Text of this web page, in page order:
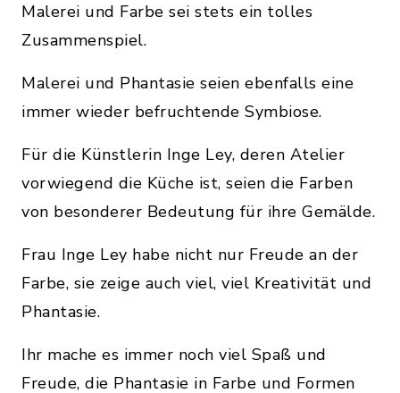
Malerei und Farbe sei stets ein tolles
Zusammenspiel.
Malerei und Phantasie seien ebenfalls eine
immer wieder befruchtende Symbiose.
Für die Künstlerin Inge Ley, deren Atelier
vorwiegend die Küche ist, seien die Farben
von besonderer Bedeutung für ihre Gemälde.
Frau Inge Ley habe nicht nur Freude an der
Farbe, sie zeige auch viel, viel Kreativität und
Phantasie.
Ihr mache es immer noch viel Spaß und
Freude, die Phantasie in Farbe und Formen